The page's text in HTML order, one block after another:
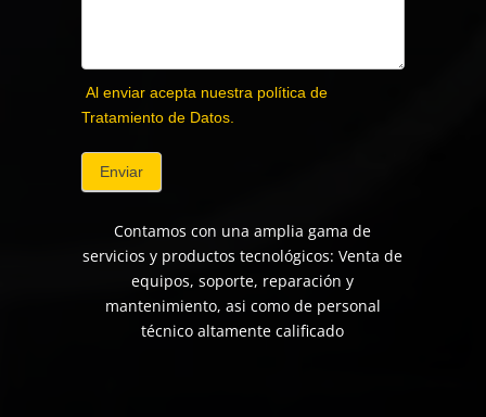
Al enviar acepta nuestra política de
Tratamiento de Datos.
Enviar
Contamos con una amplia gama de
servicios y productos tecnológicos: Venta de
equipos, soporte, reparación y
mantenimiento, asi como de personal
técnico altamente calificado